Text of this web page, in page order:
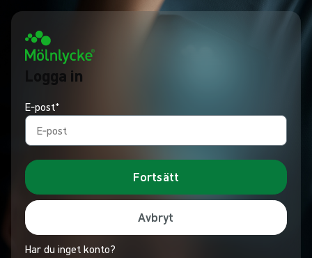
Logga in
E‑post*
Fortsätt
Avbryt
Har du inget konto?